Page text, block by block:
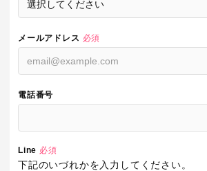
メールアドレス 必須
電話番号
Line 必須
下記のいづれかを入力してください。